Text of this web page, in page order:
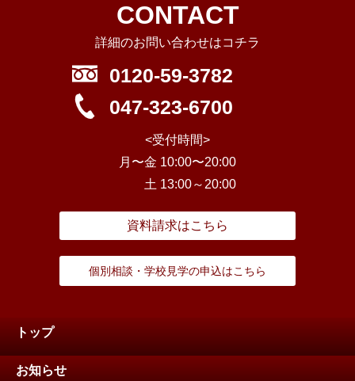
CONTACT
詳細のお問い合わせはコチラ
0120-59-3782
047-323-6700
<受付時間>
月〜金 10:00〜20:00
土 13:00～20:00
資料請求はこちら
個別相談・学校見学の申込はこちら
トップ
お知らせ